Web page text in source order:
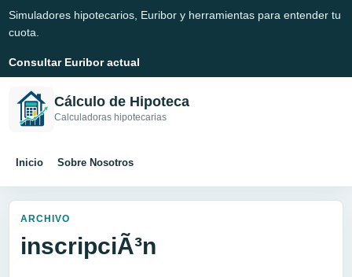
Simuladores hipotecarios, Euribor y herramientas para entender tu
cuota.
Consultar Euribor actual
Cálculo de Hipoteca
Calculadoras hipotecarias
Inicio Sobre Nosotros
ARCHIVO
inscripciÃ³n